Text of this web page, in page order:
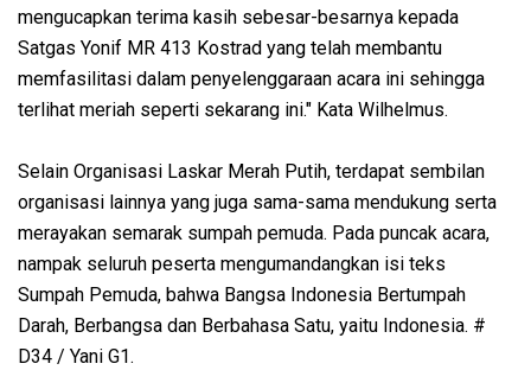
mengucapkan terima kasih sebesar-besarnya kepada
Satgas Yonif MR 413 Kostrad yang telah membantu
memfasilitasi dalam penyelenggaraan acara ini sehingga
terlihat meriah seperti sekarang ini." Kata Wilhelmus.
Selain Organisasi Laskar Merah Putih, terdapat sembilan
organisasi lainnya yang juga sama-sama mendukung serta
merayakan semarak sumpah pemuda. Pada puncak acara,
nampak seluruh peserta mengumandangkan isi teks
Sumpah Pemuda, bahwa Bangsa Indonesia Bertumpah
Darah, Berbangsa dan Berbahasa Satu, yaitu Indonesia. #
D34 / Yani G1.